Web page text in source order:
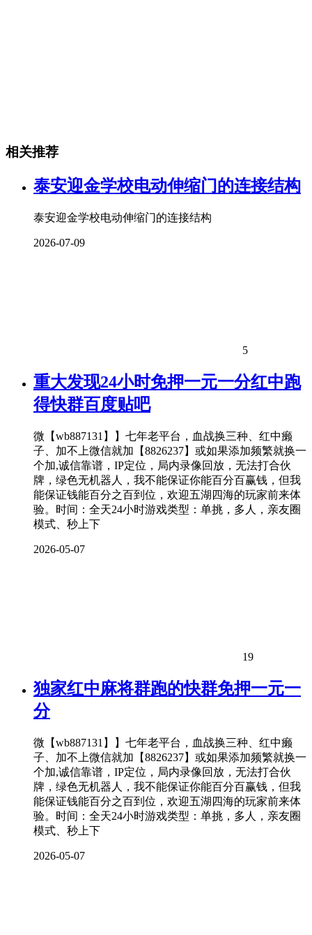
相关推荐
泰安迎金学校电动伸缩门的连接结构
泰安迎金学校电动伸缩门的连接结构
2026-07-09
5
重大发现24小时免押一元一分红中跑
得快群百度贴吧
微【wb887131】】七年老平台，血战换三种、红中癞
子、加不上微信就加【8826237】或如果添加频繁就换一
个加,诚信靠谱，IP定位，局内录像回放，无法打合伙
牌，绿色无机器人，我不能保证你能百分百赢钱，但我
能保证钱能百分之百到位，欢迎五湖四海的玩家前来体
验。时间：全天24小时游戏类型：单挑，多人，亲友圈
模式、秒上下
2026-05-07
19
独家红中麻将群跑的快群免押一元一
分
微【wb887131】】七年老平台，血战换三种、红中癞
子、加不上微信就加【8826237】或如果添加频繁就换一
个加,诚信靠谱，IP定位，局内录像回放，无法打合伙
牌，绿色无机器人，我不能保证你能百分百赢钱，但我
能保证钱能百分之百到位，欢迎五湖四海的玩家前来体
验。时间：全天24小时游戏类型：单挑，多人，亲友圈
模式、秒上下
2026-05-07